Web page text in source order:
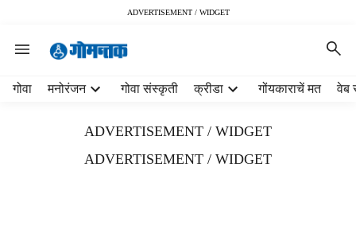
ADVERTISEMENT / WIDGET
गोवा मनोरंजन गोवा संस्कृती क्रीडा गोंयकाराचें मत वेब
ADVERTISEMENT / WIDGET
ADVERTISEMENT / WIDGET